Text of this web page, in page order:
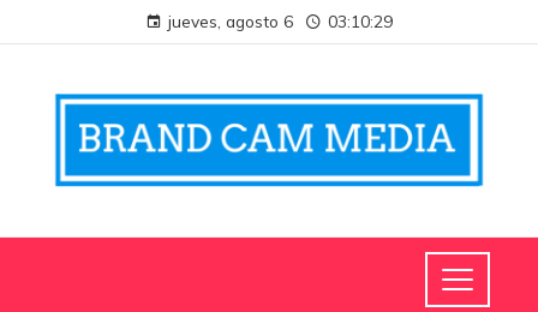
jueves, agosto 6 03:10:29